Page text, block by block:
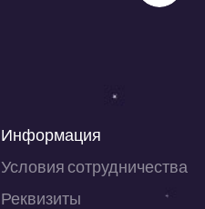
Информация
Условия сотрудничества
Реквизиты